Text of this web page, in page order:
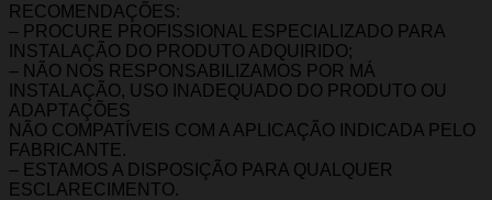
RECOMENDAÇÕES:
– PROCURE PROFISSIONAL ESPECIALIZADO PARA
INSTALAÇÃO DO PRODUTO ADQUIRIDO;
– NÃO NOS RESPONSABILIZAMOS POR MÁ
INSTALAÇÃO, USO INADEQUADO DO PRODUTO OU
ADAPTAÇÕES
NÃO COMPATÍVEIS COM A APLICAÇÃO INDICADA PELO
FABRICANTE.
– ESTAMOS A DISPOSIÇÃO PARA QUALQUER
ESCLARECIMENTO.